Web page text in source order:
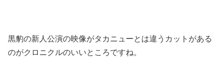
黒豹の新人公演の映像がタカニューとは違うカットがある
のがクロニクルのいいところですね。